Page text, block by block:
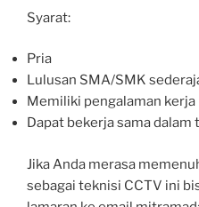
Syarat:
Pria
Lulusan SMA/SMK
Memiliki pengalaman kerja
Dapat bekerja sama dalam
Jika Anda merasa
sebagai teknisi CCTV ini